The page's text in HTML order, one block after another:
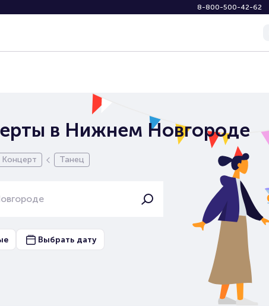
8-800-500-42-62
в Нижнем Новгороде
Концерт Танец
Выбрать дату